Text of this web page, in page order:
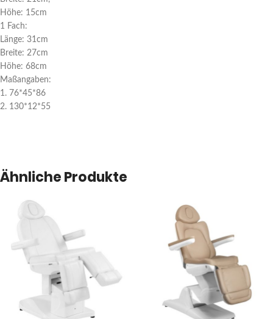
Höhe: 15cm
1 Fach:
Länge: 31cm
Breite: 27cm
Höhe: 68cm
Maßangaben:
1. 76*45*86
2. 130*12*55
Ähnliche Produkte